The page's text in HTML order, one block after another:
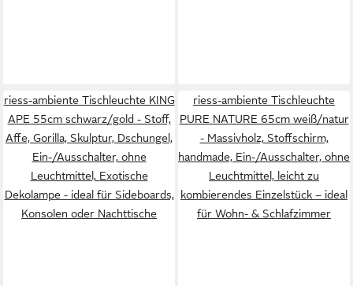
riess-ambiente Tischleuchte KING
APE 55cm schwarz/gold - Stoff,
Affe, Gorilla, Skulptur, Dschungel,
Ein-/Ausschalter, ohne
Leuchtmittel, Exotische
Dekolampe - ideal für Sideboards,
Konsolen oder Nachttische
riess-ambiente Tischleuchte
PURE NATURE 65cm weiß/natur
- Massivholz, Stoffschirm,
handmade, Ein-/Ausschalter, ohne
Leuchtmittel, leicht zu
kombierendes Einzelstück – ideal
für Wohn- & Schlafzimmer